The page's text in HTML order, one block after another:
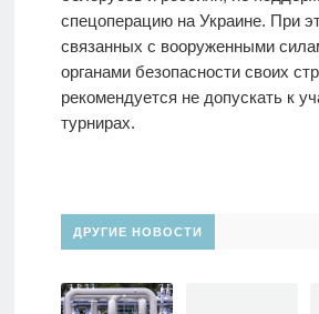
спецоперацию на Украине. При
связанных с вооруженными
органами безопасности своих
рекомендуется не допускать к
турнирах.
ДРУГИЕ НОВОСТИ